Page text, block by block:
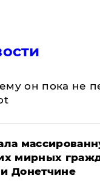
он пока не
мирных
Донетчине